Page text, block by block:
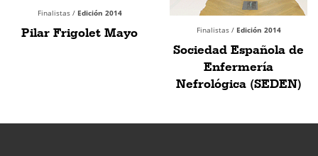
Finalistas / Edición 2014
Pilar Frigolet Mayo Finalistas / Edición 2014
Sociedad Española de
Enfermería
Nefrológica (SEDEN)